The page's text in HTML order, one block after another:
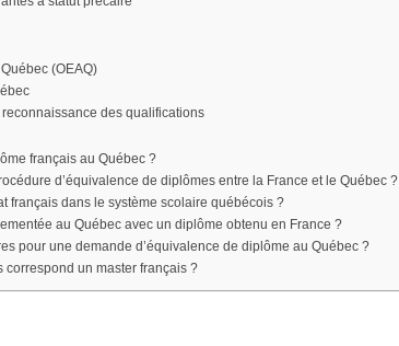
(OEAQ)
des qualifications
français au Québec ?
d’équivalence de diplômes entre la France et le Québec ?
français dans le système scolaire québécois ?
au Québec avec un diplôme obtenu en France ?
pour une demande d’équivalence de diplôme au Québec ?
correspond un master français ?